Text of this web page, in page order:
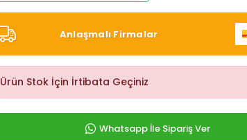
Anlaşmalı Firmalar
Ürün Stok İçin İrtibata Geçiniz
Whatsapp İle Sipariş Ver